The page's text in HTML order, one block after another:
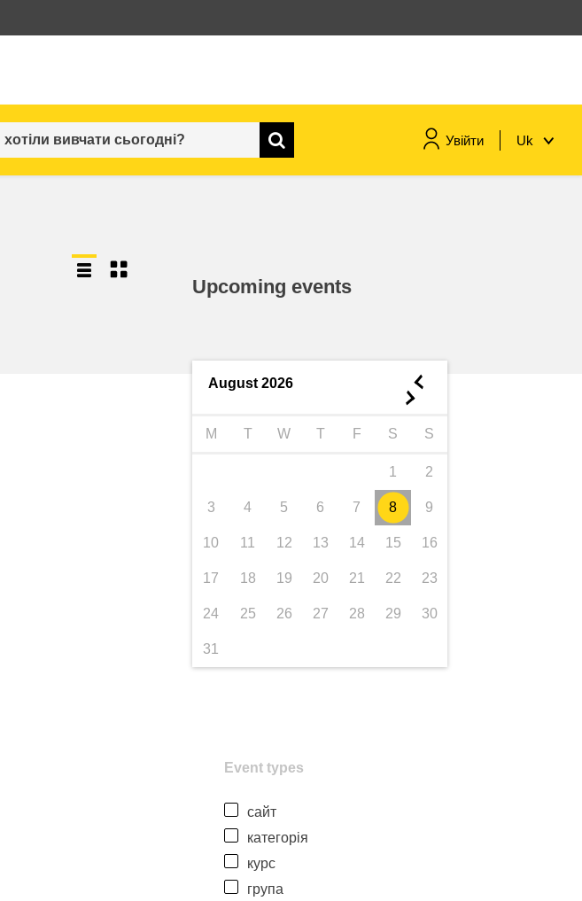
Увійти Uk
та продовольча
харчування, здоров'я та
знаннями
Upcoming events
August 2026 ◄
►
M T W T F S S
1 2
3 4 5 6 7 8 9
10 11 12 13 14 15 16
17 18 19 20 21 22 23
24 25 26 27 28 29 30
31
Event types
сайт
категорія
курс
група